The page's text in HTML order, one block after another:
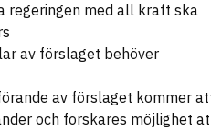
regeringen med all kraft ska
av förslaget behöver
av förslaget kommer
och forskares möjlighet